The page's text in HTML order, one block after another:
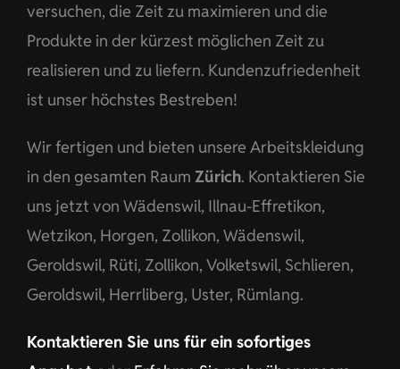
versuchen, die Zeit zu maximieren und die
Produkte in der kürzest möglichen Zeit zu
realisieren und zu liefern. Kundenzufriedenheit
ist unser höchstes Bestreben!
Wir fertigen und bieten unsere Arbeitskleidung
in den gesamten Raum Zürich. Kontaktieren Sie
uns jetzt von Wädenswil, Illnau-Effretikon,
Wetzikon, Horgen, Zollikon, Wädenswil,
Geroldswil, Rüti, Zollikon, Volketswil, Schlieren,
Geroldswil, Herrliberg, Uster, Rümlang.
Kontaktieren Sie uns für ein sofortiges